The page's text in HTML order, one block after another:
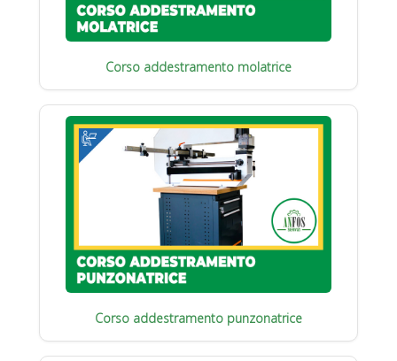
Corso addestramento molatrice
Corso addestramento punzonatrice